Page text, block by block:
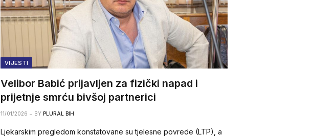
VIJESTI
Velibor Babić prijavljen za fizički napad i
prijetnje smrću bivšoj partnerici
11/01/2026 BY PLURAL BIH
Ljekarskim pregledom konstatovane su tjelesne povrede (LTP), a